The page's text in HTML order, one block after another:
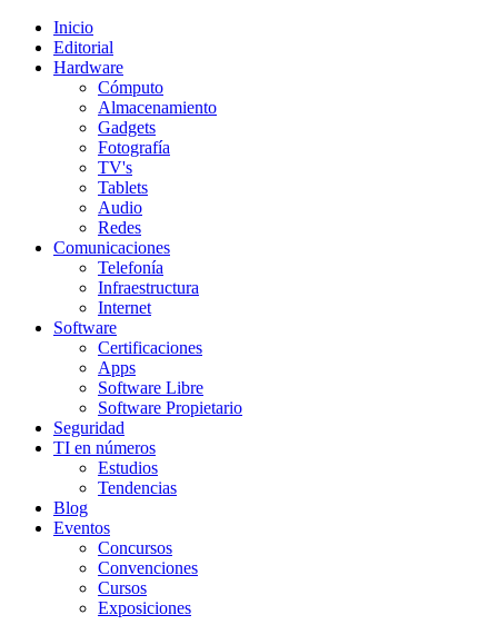
Inicio
Editorial
Hardware
Cómputo
Almacenamiento
Gadgets
Fotografía
TV's
Tablets
Audio
Redes
Comunicaciones
Telefonía
Infraestructura
Internet
Software
Certificaciones
Apps
Software Libre
Software Propietario
Seguridad
TI en números
Estudios
Tendencias
Blog
Eventos
Concursos
Convenciones
Cursos
Exposiciones